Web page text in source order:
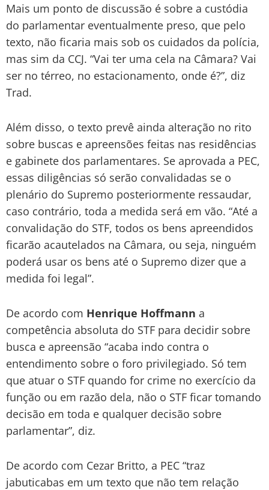
Mais um ponto de discussão é sobre a custódia
do parlamentar eventualmente preso, que pelo
texto, não ficaria mais sob os cuidados da polícia,
mas sim da CCJ. “Vai ter uma cela na Câmara? Vai
ser no térreo, no estacionamento, onde é?”, diz
Trad.
Além disso, o texto prevê ainda alteração no rito
sobre buscas e apreensões feitas nas residências
e gabinete dos parlamentares. Se aprovada a PEC,
essas diligências só serão convalidadas se o
plenário do Supremo posteriormente ressaudar,
caso contrário, toda a medida será em vão. “Até a
convalidação do STF, todos os bens apreendidos
ficarão acautelados na Câmara, ou seja, ninguém
poderá usar os bens até o Supremo dizer que a
medida foi legal”.
De acordo com Henrique Hoffmann a
competência absoluta do STF para decidir sobre
busca e apreensão “acaba indo contra o
entendimento sobre o foro privilegiado. Só tem
que atuar o STF quando for crime no exercício da
função ou em razão dela, não o STF ficar tomando
decisão em toda e qualquer decisão sobre
parlamentar”, diz.
De acordo com Cezar Britto, a PEC “traz
jabuticabas em um texto que não tem relação